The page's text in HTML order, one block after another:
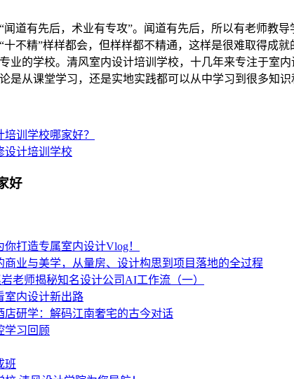
道有先后，术业有专攻”。闻道有先后，所以有老师教
十不精”样样都会，但样样都不精通，这样是很难取得成
业的学校。清风室内设计培训学校，十几年来专注于室
是从课堂学习，还是实地实践都可以从中学习到很多知识
训学校哪家好？
设计培训学校
好
打造专属室内设计Vlog！
商业与美学，从量房、设计构思到项目落地的全过程
老师揭秘知名设计公司AI工作流（一）
室内设计新出路
店研学：解码江南奢宅的古今对话
学习回顾
班